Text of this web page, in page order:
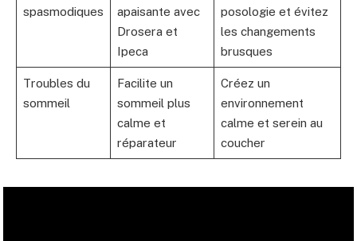
spasmodiques
apaisante avec
Drosera et
Ipeca
posologie et évitez
les changements
brusques
Troubles du
sommeil
Facilite un
sommeil plus
calme et
réparateur
Créez un
environnement
calme et serein au
coucher